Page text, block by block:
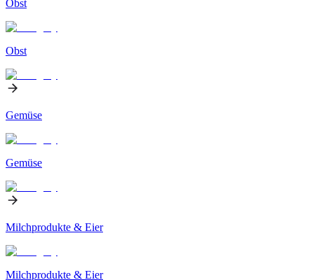
Obst
Obst
Gemüse
Gemüse
Milchprodukte & Eier
Milchprodukte & Eier